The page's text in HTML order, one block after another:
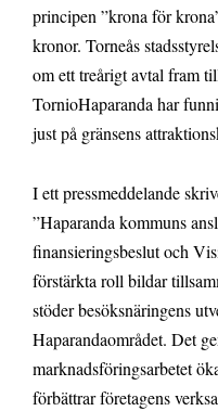
principen ”krona för
kronor. Torneås
om ett treårigt avtal fram
TornioHaparanda har
just på gränsens
I ett pressmeddelande
”Haparanda kommuns
ﬁnansieringsbeslut och
förstärkta roll bildar
stöder besöksnäringens
Haparandaområdet. Det
marknadsföringsarbetet
förbättrar företagens